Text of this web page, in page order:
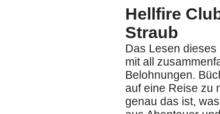
Hellfire
Straub
Das Lesen
mit all
Belohnungen.
auf eine Reise zu
genau das ist,